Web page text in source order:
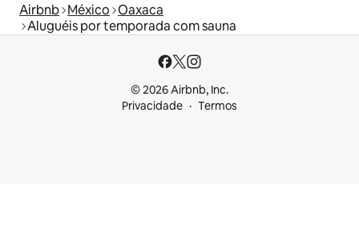
Airbnb México Oaxaca
Aluguéis por temporada com sauna
© 2026 Airbnb, Inc.
Privacidade
Termos